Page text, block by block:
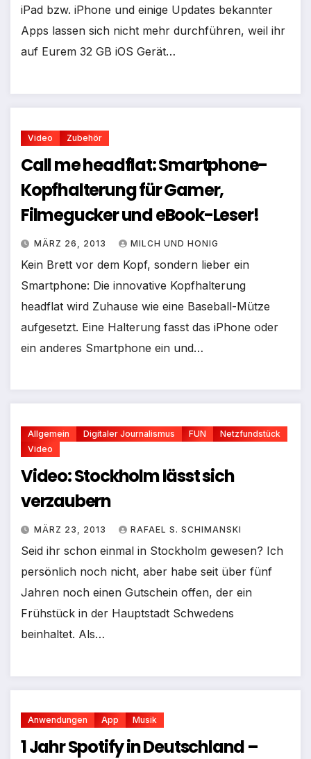
iPad bzw. iPhone und einige Updates bekannter
Apps lassen sich nicht mehr durchführen, weil ihr
auf Eurem 32 GB iOS Gerät…
Video Zubehör
Call me headflat: Smartphone-
Kopfhalterung für Gamer,
Filmegucker und eBook-Leser!
MÄRZ 26, 2013 MILCH UND HONIG
Kein Brett vor dem Kopf, sondern lieber ein
Smartphone: Die innovative Kopfhalterung
headflat wird Zuhause wie eine Baseball-Mütze
aufgesetzt. Eine Halterung fasst das iPhone oder
ein anderes Smartphone ein und…
Allgemein Digitaler Journalismus FUN
Netzfundstück
Video
Video: Stockholm lässt sich
verzaubern
MÄRZ 23, 2013 RAFAEL S. SCHIMANSKI
Seid ihr schon einmal in Stockholm gewesen? Ich
persönlich noch nicht, aber habe seit über fünf
Jahren noch einen Gutschein offen, der ein
Frühstück in der Hauptstadt Schwedens
beinhaltet. Als…
Anwendungen App Musik
1 Jahr Spotify in Deutschland –